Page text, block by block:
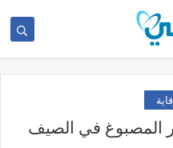
المصبوغ في الصيف